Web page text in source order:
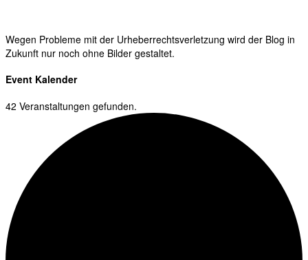
Wegen Probleme mit der Urheberrechtsverletzung wird der Blog in
Zukunft nur noch ohne Bilder gestaltet.
Event Kalender
42 Veranstaltungen gefunden.